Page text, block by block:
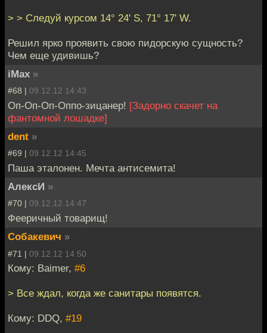
> > Следуй курсом 14° 24' S, 71° 17' W.
Решил ярко проявить свою пидорскую сущность?
Чем еще удивишь?
iMax »
#68 | 09.12.12 14:43
Оп-Оп-Оп-Оппо-зицанер! [Задорно скачет на
фантомной лошадке]
dent »
#69 | 09.12.12 14:45
Паша эталонен. Мечта антисемита!
АлексИ »
#70 | 09.12.12 14:47
Фееричный товарищ!
Собакевич »
#71 | 09.12.12 14:50
Кому: Baimer, #6
> Все ждал, когда же санитары появятся.
Кому: DDQ, #19